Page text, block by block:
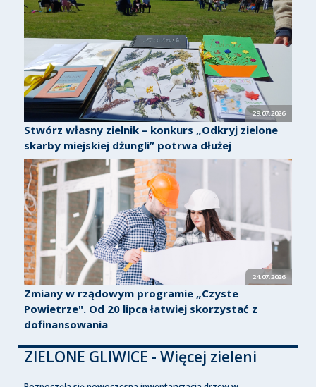
29.07.2026
Stwórz własny zielnik – konkurs „Odkryj zielone
skarby miejskiej dżungli” potrwa dłużej
24.07.2026
Zmiany w rządowym programie „Czyste
Powietrze". Od 20 lipca łatwiej skorzystać z
dofinansowania
ZIELONE GLIWICE - Więcej zieleni